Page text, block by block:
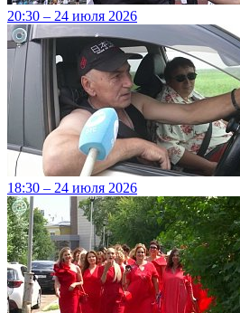
20:30 – 24 июля 2026
18:30 – 24 июля 2026